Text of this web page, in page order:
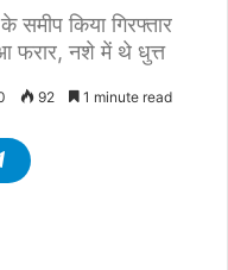
समीप किया गिरफ्तार
फरार, नशे में थे धुत्त
92 1 minute read